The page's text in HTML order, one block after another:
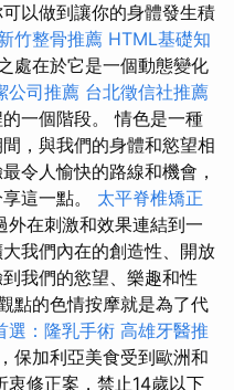
以做到讓你的身體發生積
竹整骨推薦 HTML基礎知
處在於它是一個動態變化
公司推薦 台北徵信社推薦
一個階段。 情色是一種
，與我們的身體和慾望相
令人愉快的路線和機會，
這一點。 太平脊椎矯正
外在刺激和效果連結到一
我們內在的創造性、開放
我們的慾望、樂趣和性
點的色情按摩就是為了代
選：隆乳手術 高雄牙醫推
保加利亞美食受到歐洲和
修正案，禁止14歲以下